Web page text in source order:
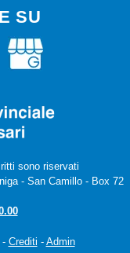
SU
sono riservati
- San Camillo - Box 72
Crediti - Admin